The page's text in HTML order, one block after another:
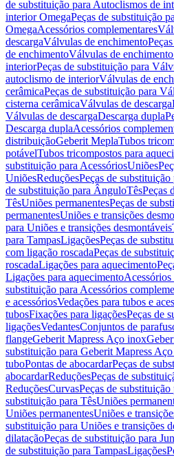
de substituição para Autoclismos de
interior OmegaPeças de substituição
OmegaAcessórios complementares
descargaVálvulas de enchimento
de enchimentoVálvulas de
interiorPeças de substituição para
autoclismo de interiorVálvulas de
cerâmicaPeças de substituição para
cisterna cerâmicaVálvulas de descarga
Válvulas de descargaDescarga dupla
Descarga duplaAcessórios
distribuiçãoGeberit MeplaTubos
potávelTubos tricompostos para
substituição para AcessóriosUniões
UniõesReduçõesPeças de
de substituição para ÂnguloTêsPeças
TêsUniões permanentesPeças de
permanentesUniões e transições
para Uniões e transições desmontáveis
para TampasLigaçõesPeças de
com ligação roscadaPeças de
roscadaLigações para aquecimento
Ligações para aquecimentoAcessórios
substituição para Acessórios
e acessóriosVedações para tubos e
tubosFixações para ligaçõesPeças de
ligaçõesVedantesConjuntos de
flangeGeberit Mapress Aço inox
substituição para Geberit Mapress
tuboPontas de abocardarPeças de
abocardarReduçõesPeças de
ReduçõesCurvasPeças de
substituição para TêsUniões
Uniões permanentesUniões e
substituição para Uniões e transições
dilataçãoPeças de substituição para
de substituição para TampasLigações